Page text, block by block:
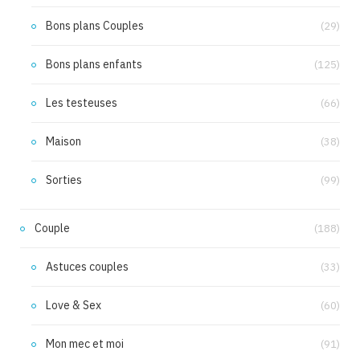
Bons plans Couples (29)
Bons plans enfants (125)
Les testeuses (66)
Maison (38)
Sorties (99)
Couple (188)
Astuces couples (33)
Love & Sex (60)
Mon mec et moi (91)